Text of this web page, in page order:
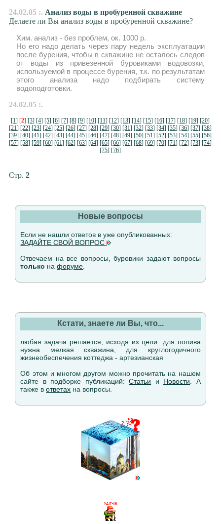
24.02.05 :. Анализ воды в пробуренной скважине
Делаете ли Вы анализ воды в пробуренной скважине?
Хим. анализ - без проблем, ок. 1000 р.
Но его надо делать через пару недель эксплуатации
после бурения, чтобы в скважине не осталось следов
от воды из привезенной буровиками водовозки,
используемой в процессе бурения, т.к. по результатам
этого анализа надо подбирать систему
водоподготовки.
24.02.05 :.
[1] [2] [3] [4] [5] [6] [7] [8] [9] [10] [11] [12] [13] [14] [15] [16] [17] [18] [19] [20]
[21] [22] [23] [24] [25] [26] [27] [28] [29] [30] [31] [32] [33] [34] [35] [36] [37] [38]
[39] [40] [41] [42] [43] [44] [45] [46] [47] [48] [49] [50] [51] [52] [53] [54] [55] [56]
[57] [58] [59] [60] [61] [62] [63] [64] [65] [66] [67] [68] [69] [70] [71] [72] [73] [74]
[75] [76]
Стр. 2
Новые вопросы
Если не нашли ответов в уже опубликованных:
ЗАДАЙТЕ СВОЙ ВОПРОС
Отвечаем на все вопросы, буровики задают вопросы
только нафоруме
Кстати, знаете ли Вы, что...
любая задача решается, исходя из цели: для полива
нужна мелкая скважина, для круглогодичного
жизнеобеспечения коттеджа - артезианская
Об этом и многом другом можно прочитать на нашем
сайте в подборке публикаций:Статьи и Новости . А
также вответах на вопросы.